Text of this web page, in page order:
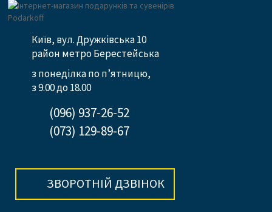
Київ, вул. Дружківська 10
район метро Берестейська
з понеділка по п’ятницю,
з 9.00 до 18.00
(096) 937-26-52
(073) 129-89-67
ЗВОРОТНІЙ ДЗВІНОК